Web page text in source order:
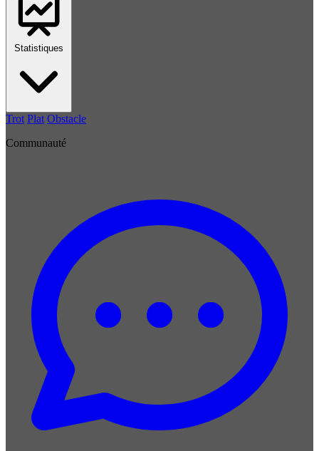
Statistiques
Trot Plat Obstacle
Communauté